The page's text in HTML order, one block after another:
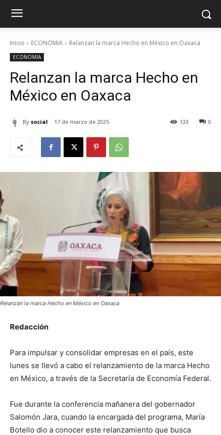
Inicio ECONOMIA Relanzan la marca Hecho en México en Oaxaca
ECONOMIA
Relanzan la marca Hecho en
México en Oaxaca
By social 17 de marzo de 2025 0
133
Relanzan la marca Hecho en México en Oaxaca
Redacción
Para impulsar y consolidar empresas en el país, este
lunes se llevó a cabo el relanzamiento de la marca Hecho
en México, a través de la Secretaría de Economía Federal.
Fue durante la conferencia mañanera del gobernador
Salomón Jara, cuando la encargada del programa, María
Botello dio a conocer este relanzamiento que busca